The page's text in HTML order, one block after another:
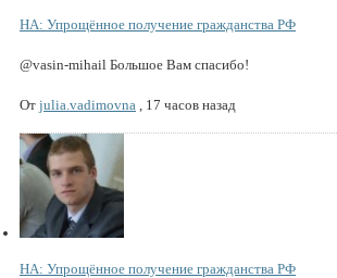
НА: Упрощённое получение гражданства РФ
@vasin-mihail Большое Вам спасибо!
От julia.vadimovna 17 часов назад
НА: Упрощённое получение гражданства РФ